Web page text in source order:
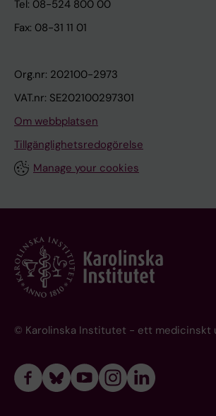
Tel: 08-524 800 00
Fax: 08-31 11 01
Org.nr: 202100-2973
VAT.nr: SE202100297301
Om webbplatsen
Tillgänglighetsredogörelse
Manage your cookies
© Karolinska Institutet - ett medicinskt